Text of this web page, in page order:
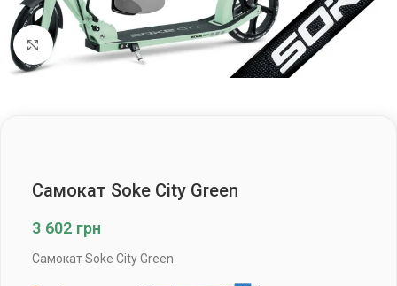
Клацніть, щоб збільшити
Самокат Soke City Green
3 602 грн
Самокат Soke City Green